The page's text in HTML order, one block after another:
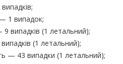
1 випадок;
випадків (1 летальний);
(1 летальний);
— 43 випадки (1 летальний);